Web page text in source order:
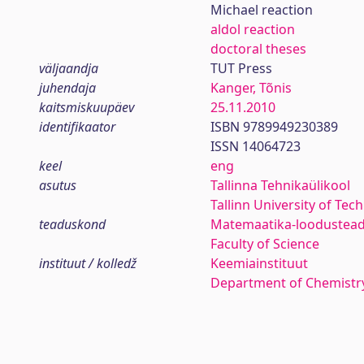
Michael reaction
aldol reaction
doctoral theses
väljaandja
TUT Press
juhendaja
Kanger, Tõnis
kaitsmiskuupäev
25.11.2010
identifikaator
ISBN 9789949230389
ISSN 14064723
keel
eng
asutus
Tallinna Tehnikaülikool
Tallinn University of
teaduskond
Matemaatika-
Faculty of Science
instituut / kolledž
Keemiainstituut
Department of